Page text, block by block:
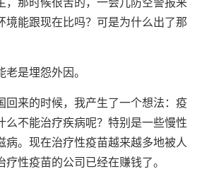
，那时候很苦的，一会儿防空警报来
境能跟现在比吗？可是为什么出了那
是埋怨外因。
回来的时候，我产生了一个想法：疫
么不能治疗疾病呢？特别是一些慢性
病。现在治疗性疫苗越来越多地被人
性疫苗的公司已经在赚钱了。